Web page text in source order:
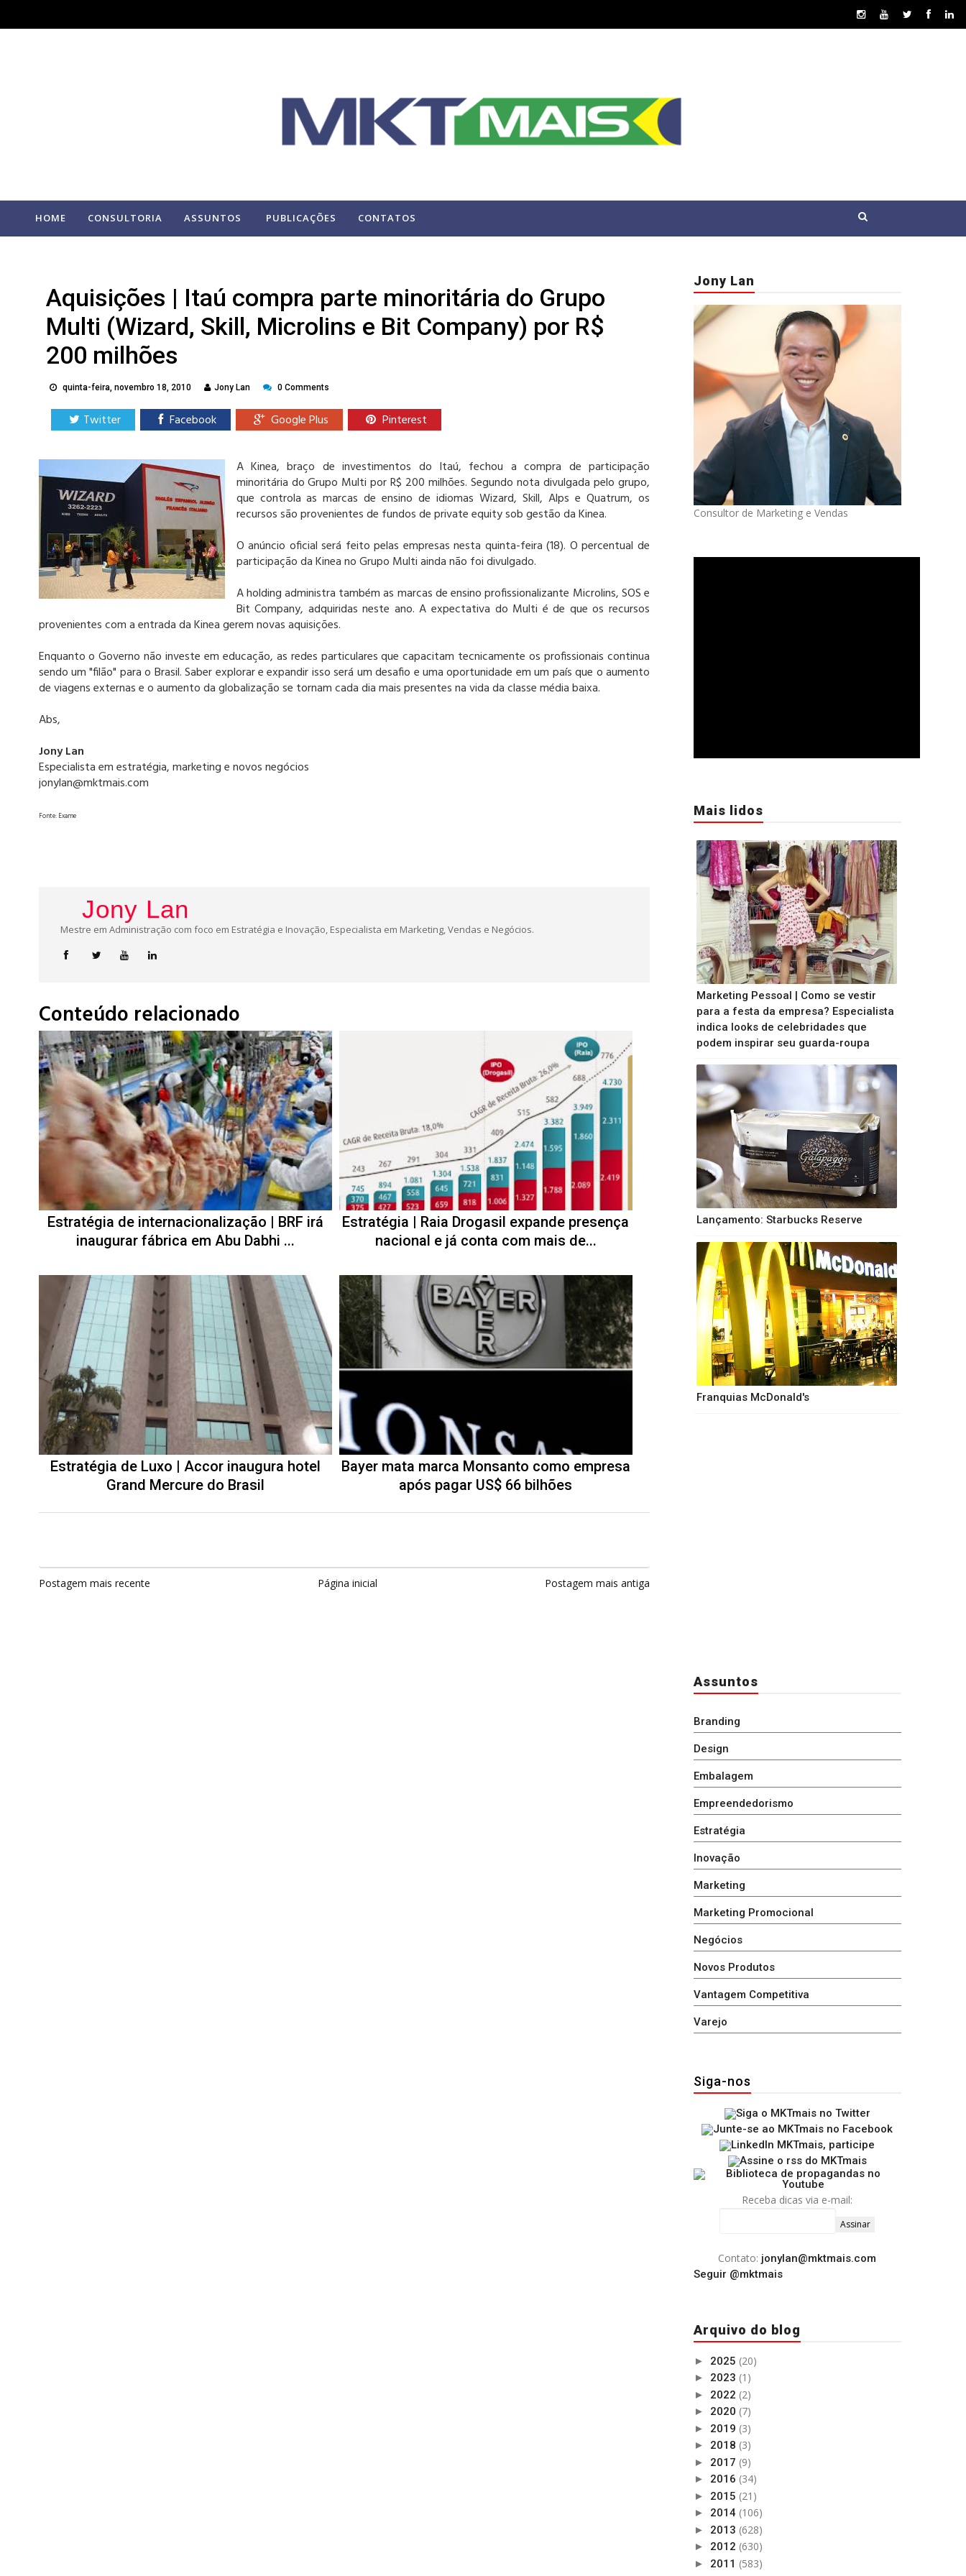
HOME CONSULTORIA ASSUNTOS PUBLICAÇÕES CONTATOS
Aquisições | Itaú compra parte minoritária do Grupo
Multi (Wizard, Skill, Microlins e Bit Company) por R$
200 milhões
quinta-feira, novembro 18, 2010 Jony Lan 0 Comments
Twitter Facebook Google Plus Pinterest
A Kinea, braço de investimentos do Itaú, fechou a compra de participação
minoritária do Grupo Multi por R$ 200 milhões. Segundo nota divulgada pelo grupo,
que controla as marcas de ensino de idiomas Wizard, Skill, Alps e Quatrum, os
recursos são provenientes de fundos de private equity sob gestão da Kinea.
O anúncio oficial será feito pelas empresas nesta quinta-feira (18). O percentual de
participação da Kinea no Grupo Multi ainda não foi divulgado.
A holding administra também as marcas de ensino profissionalizante Microlins, SOS e
Bit Company, adquiridas neste ano. A expectativa do Multi é de que os recursos
provenientes com a entrada da Kinea gerem novas aquisições.
Enquanto o Governo não investe em educação, as redes particulares que capacitam tecnicamente os profissionais continua
sendo um "filão" para o Brasil. Saber explorar e expandir isso será um desafio e uma oportunidade em um país que o aumento
de viagens externas e o aumento da globalização se tornam cada dia mais presentes na vida da classe média baixa.
Abs,
Jony Lan
Especialista em estratégia, marketing e novos negócios
jonylan@mktmais.com
Fonte: Exame
Jony Lan
Mestre em Administração com foco em Estratégia e Inovação, Especialista em Marketing, Vendas e Negócios.
Conteúdo relacionado
Estratégia de internacionalização | BRF irá
inaugurar fábrica em Abu Dabhi ...
Estratégia | Raia Drogasil expande presença
nacional e já conta com mais de...
Estratégia de Luxo | Accor inaugura hotel
Grand Mercure do Brasil
Bayer mata marca Monsanto como empresa
após pagar US$ 66 bilhões
Postagem mais recente Página inicial Postagem mais antiga
Jony Lan
Consultor de Marketing e Vendas
Mais lidos
Marketing Pessoal | Como se vestir
para a festa da empresa? Especialista
indica looks de celebridades que
podem inspirar seu guarda-roupa
Lançamento: Starbucks Reserve
Franquias McDonald's
Assuntos
Branding
Design
Embalagem
Empreendedorismo
Estratégia
Inovação
Marketing
Marketing Promocional
Negócios
Novos Produtos
Vantagem Competitiva
Varejo
Siga-nos
Receba dicas via e-mail:
Contato: jonylan@mktmais.com
Seguir @mktmais
Arquivo do blog
► 2025 (20)
► 2023 (1)
► 2022 (2)
► 2020 (7)
► 2019 (3)
► 2018 (3)
► 2017 (9)
► 2016 (34)
► 2015 (21)
► 2014 (106)
► 2013 (628)
► 2012 (630)
► 2011 (583)